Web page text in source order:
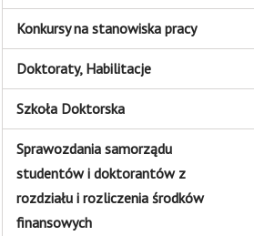
Konkursy na stanowiska pracy
Doktoraty, Habilitacje
Szkoła Doktorska
Sprawozdania samorządu
studentów i doktorantów z
rozdziału i rozliczenia środków
finansowych